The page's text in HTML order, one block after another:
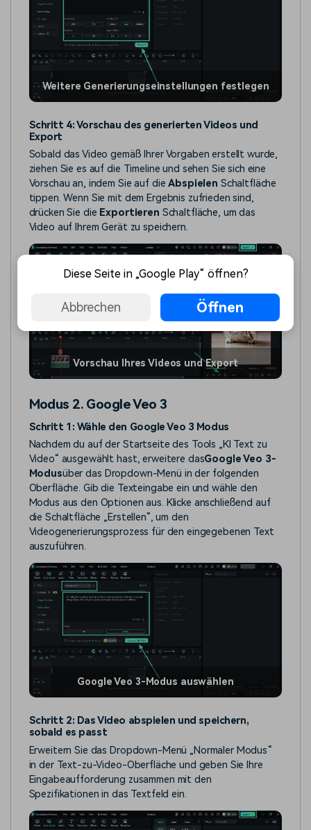
Weitere Generierungseinstellungen festlegen
Schritt 4: Vorschau des generierten Videos und
Export
Sobald das Video gemäß Ihrer Vorgaben erstellt wurde,
ziehen Sie es auf die Timeline und sehen Sie sich eine
Vorschau an, indem Sie auf dieAbspielen Schaltfläche
tippen. Wenn Sie mit dem Ergebnis zufrieden sind,
drücken Sie die Exportieren Schaltfläche, um das
Video auf Ihrem Gerät zu speichern.
Vorschau Ihres Videos und Export
Modus 2. Google Veo 3
Schritt 1: Wähle den Google Veo 3 Modus
Nachdem du auf der Startseite des Tools „KI Text zu
Video“ ausgewählt hast, erweitere dasGoogle Veo 3-
Modusüber das Dropdown-Menü in der folgenden
Oberfläche. Gib die Texteingabe ein und wähle den
Modus aus den Optionen aus. Klicke anschließend auf
die Schaltfläche „Erstellen“, um den
Videogenerierungsprozess für den eingegebenen Text
auszuführen.
Google Veo 3-Modus auswählen
Schritt 2: Das Video abspielen und speichern,
sobald es passt
Erweitern Sie das Dropdown-Menü „Normaler Modus“
in der Text-zu-Video-Oberfläche und geben Sie Ihre
Eingabeaufforderung zusammen mit den
Spezifikationen in das Textfeld ein.
Diese Seite in „Google Play“ öffnen?
Abbrechen Öffnen